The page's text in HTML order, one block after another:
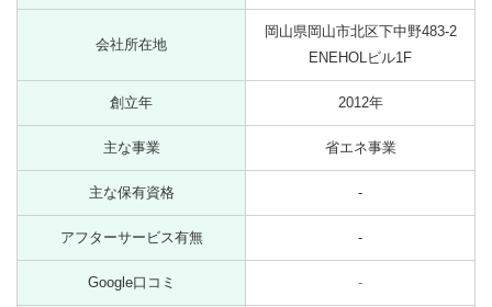
会社所在地
岡山県岡山市北区下中野483-2
ENEHOLビル1F
創立年 2012年
主な事業 省エネ事業
主な保有資格 -
アフターサービス有無 -
Google口コミ -